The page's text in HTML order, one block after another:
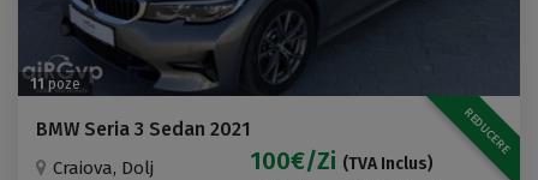
11poze
REDUCERE
BMW Seria 3 Sedan 2021
100€/zi (TVA Inclus)
Craiova, Dolj